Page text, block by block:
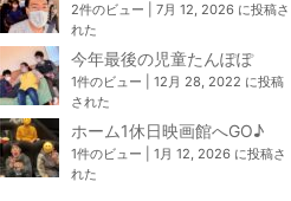
2件のビュー
7月 12, 2026 に投稿さ
れた
今年最後の児童たんぽぽ
1件のビュー
12月 28, 2022 に投稿
された
ホーム1休日映画館へGO♪
1件のビュー
1月 12, 2026 に投稿さ
れた